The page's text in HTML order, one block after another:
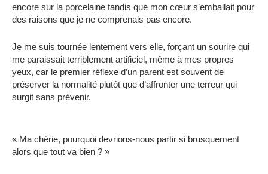
encore sur la porcelaine tandis que mon cœur s’emballait pour
des raisons que je ne comprenais pas encore.
Je me suis tournée lentement vers elle, forçant un sourire qui
me paraissait terriblement artificiel, même à mes propres
yeux, car le premier réflexe d’un parent est souvent de
préserver la normalité plutôt que d’affronter une terreur qui
surgit sans prévenir.
« Ma chérie, pourquoi devrions-nous partir si brusquement
alors que tout va bien ? »